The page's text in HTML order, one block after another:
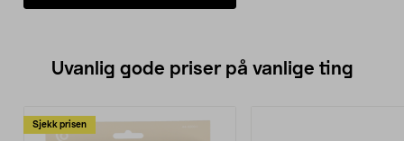
Uvanlig gode priser på vanlige ting
Sjekk prisen